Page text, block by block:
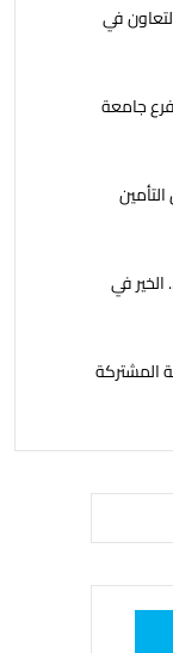
في
فرع جامعة
في
المشتركة